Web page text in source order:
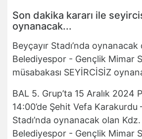
Son dakika kararı ile
oynanacak...
Beyçayır Stadı’nda
Belediyespor - Gençlik Mimar
müsabakası SEYİRCİSİZ
BAL 5. Grup’ta 15 Aralık 2024
14:00’de Şehit Vefa Karakurdu
Stadı’nda oynanacak olan
Belediyespor - Gençlik Mimar